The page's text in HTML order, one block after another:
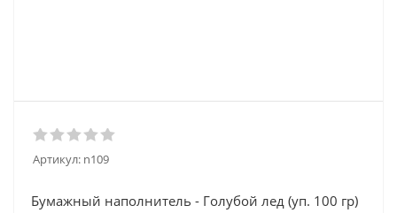
Артикул: n109
Бумажный наполнитель - Голубой лед (уп. 100 гр)